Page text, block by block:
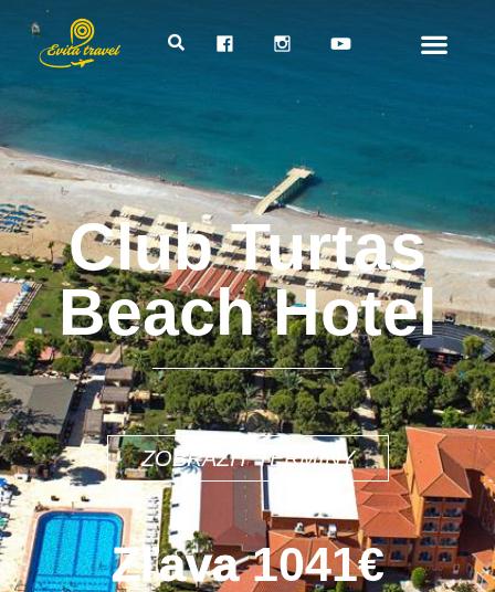
Club Turtas
Beach Hotel
ZOBRAZIŤ TERMÍNY
Zľava1041€
832€